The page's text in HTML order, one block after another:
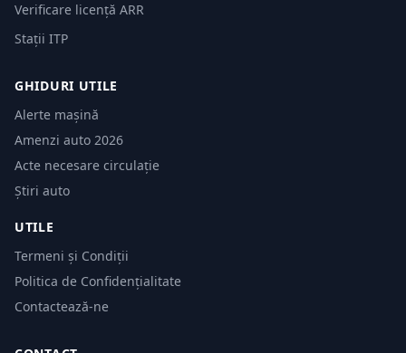
Verificare licență ARR
Stații ITP
GHIDURI UTILE
Alerte mașină
Amenzi auto 2026
Acte necesare circulație
Știri auto
UTILE
Termeni și Condiții
Politica de Confidențialitate
Contactează-ne